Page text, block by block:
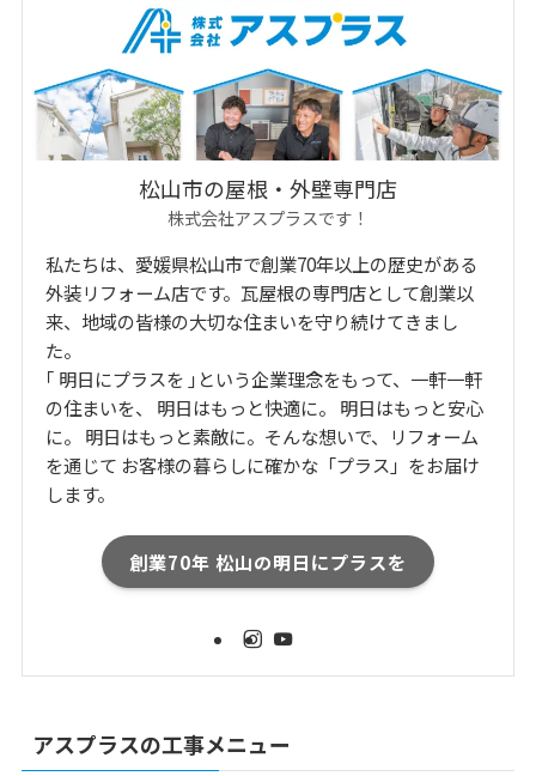
松山市の屋根・外壁専門店
株式会社アスプラスです！
私たちは、愛媛県松山市で創業70年以上の歴史がある
外装リフォーム店です。瓦屋根の専門店として創業以
来、地域の皆様の大切な住まいを守り続けてきまし
た。
｢ 明日にプラスを ｣という企業理念をもって、一軒一軒
の住まいを、 明日はもっと快適に。 明日はもっと安心
に。 明日はもっと素敵に。そんな想いで、リフォーム
を通じて お客様の暮らしに確かな「プラス」をお届け
します。
創業70年 松山の明日にプラスを
アスプラスの工事メニュー